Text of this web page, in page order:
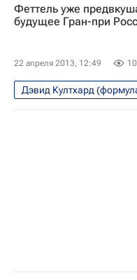
Мультимедийный
Себастьян Феттель
Феттель уже
будущее Гран-при
22 апреля 2013, 12:49 10
Дэвид Култхард
Экономика